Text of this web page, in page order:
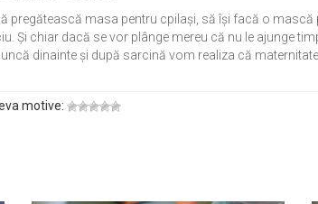
să pregătească masa pentru cpilaşi, să îşi facă o
Şi chiar dacă se vor plânge mereu că nu le ajunge
dinainte şi după sarcină vom realiza că
motive: